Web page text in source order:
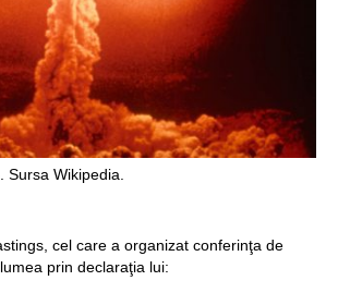
Sursa Wikipedia.
cel care a organizat conferinţa de
prin declaraţia lui: